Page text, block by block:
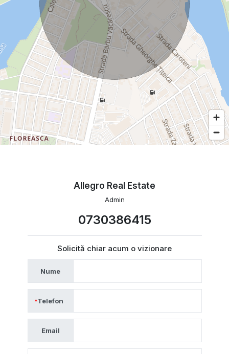
Allegro Real Estate
Admin
0730386415
Solicită chiar acum o vizionare
Nume
Telefon
Email